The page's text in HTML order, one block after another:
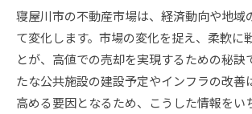
寝屋川市の不動産市場は、経済動向や地域
て変化します。市場の変化を捉え、柔軟に
とが、高値での売却を実現するための秘訣
たな公共施設の建設予定やインフラの改善
高める要因となるため、こうした情報をい